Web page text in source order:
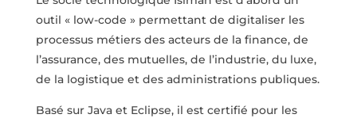
outil « low-code » permettant de digitaliser les
processus métiers des acteurs de la finance, de
l’assurance, des mutuelles, de l’industrie, du luxe,
de la logistique et des administrations publiques.
Basé sur Java et Eclipse, il est certifié pour les